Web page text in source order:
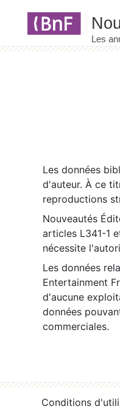
Les données
d'auteur. À ce
reproductions
Nouveautés
articles L341-1
nécessite
Les données
Entertainment
d'aucune
données
commerciales.
Conditions